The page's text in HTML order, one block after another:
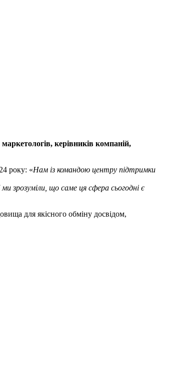
керівників компаній,
року: «Нам із командою центру підтримки
зрозуміли, що саме ця сфера сьогодні є
для якісного обміну досвідом,